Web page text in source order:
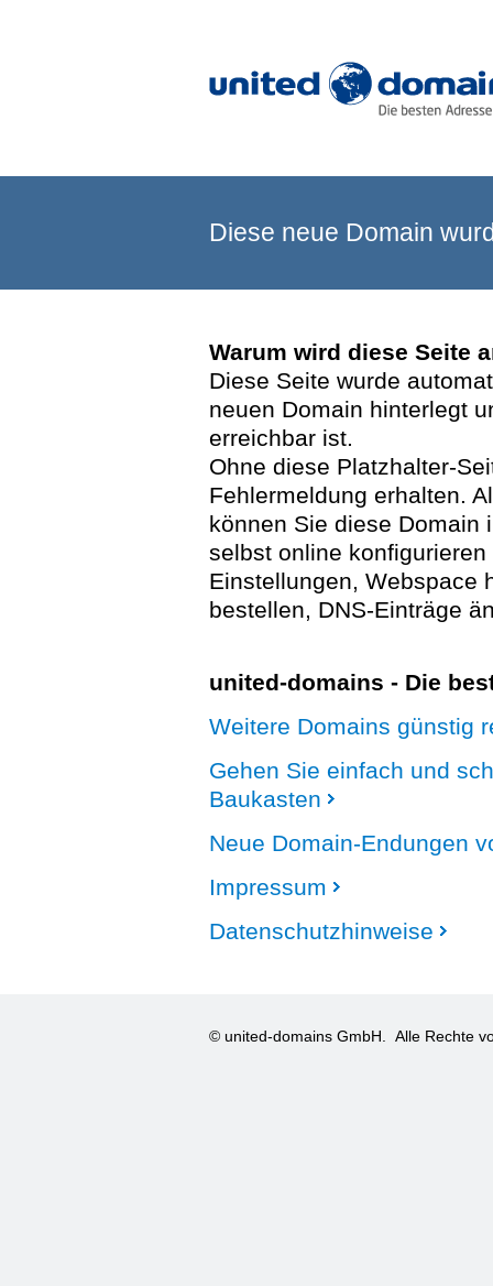
Diese neue Domain
Warum wird diese Seite
Diese Seite wurde
neuen Domain hinterlegt
erreichbar ist.
Ohne diese Platzhalter-
Fehlermeldung erhalten.
können Sie diese Domain
selbst online
Einstellungen, Webspace
bestellen, DNS-Einträge
united-domains - Die
Weitere Domains günstig
Gehen Sie einfach und
Baukasten
Neue Domain-Endungen
Impressum
Datenschutzhinweise
© united-domains GmbH. Alle Rechte